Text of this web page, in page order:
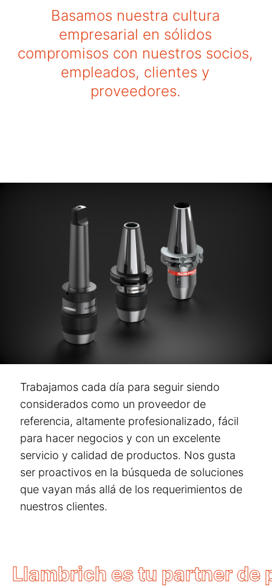
Basamos nuestra cultura
empresarial en sólidos
compromisos con nuestros socios,
empleados, clientes y
proveedores.
Trabajamos cada día para seguir siendo
considerados como un proveedor de
referencia, altamente profesionalizado, fácil
para hacer negocios y con un excelente
servicio y calidad de productos. Nos gusta
ser proactivos en la búsqueda de soluciones
que vayan más allá de los requerimientos de
nuestros clientes.
Llambrich es tu partner de